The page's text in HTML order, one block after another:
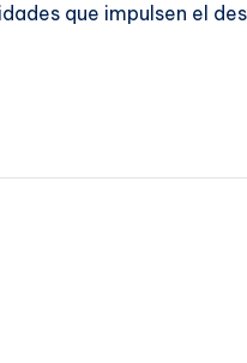
que impulsen el